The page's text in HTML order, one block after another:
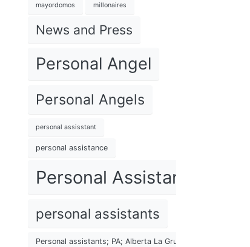
mayordomos millonaires
News and Press
Personal Angel
Personal Angels
personal assisstant
personal assistance
Personal Assistant
personal assistants
Personal assistants; PA; Alberta La Grup; The Lifestyle